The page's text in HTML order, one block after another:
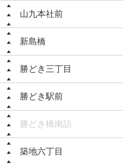
山九本社前
新島橋
勝どき三丁目
勝どき駅前
勝どき橋南詰
築地六丁目